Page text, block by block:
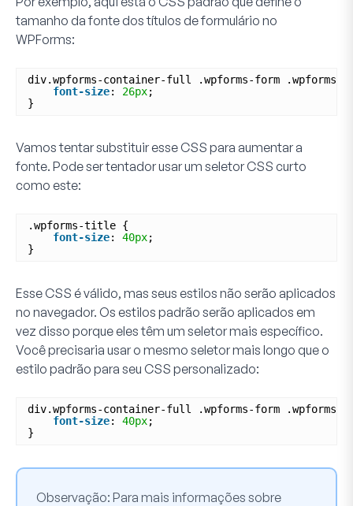
tamanho da fonte dos títulos de formulário no
WPForms:
div.wpforms-container-full .wpforms-form
font-size: 26px;
}
Vamos tentar substituir esse CSS para aumentar a
fonte. Pode ser tentador usar um seletor CSS curto
como este:
.wpforms-title {
font-size: 40px;
}
Esse CSS é válido, mas seus estilos não serão aplicados
no navegador. Os estilos padrão serão aplicados em
vez disso porque eles têm um seletor mais específico.
Você precisaria usar o mesmo seletor mais longo que o
estilo padrão para seu CSS personalizado:
div.wpforms-container-full .wpforms-form
font-size: 40px;
}
Observação: Para mais informações sobre